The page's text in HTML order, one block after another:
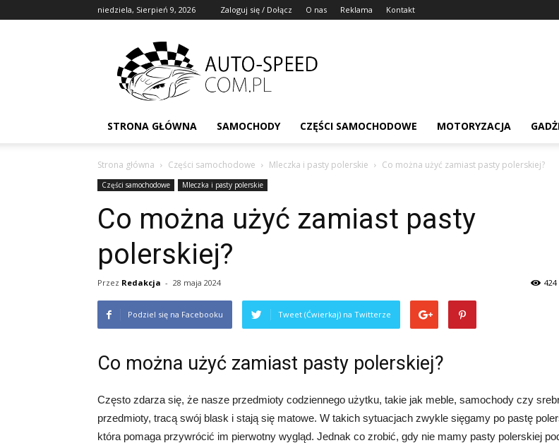
niedziela, Sierpień 9, 2026 Zaloguj się / Dołącz O nas Reklama Kontakt
STRONA GŁÓWNA SAMOCHODY CZĘŚCI SAMOCHODOWE MOTORYZACJA
Strona główna Części samochodowe Mleczka i pasty polerskie Co można użyć zamiast pasty polerskiej?
Części samochodowe Mleczka i pasty polerskie
Co można użyć zamiast pasty
polerskiej?
Przez Redakcja - 28 maja 2024 424
Podziel się na Facebooku Tweet (Ćwierkaj) na Twitterze
Co można użyć zamiast pasty polerskiej?
Często zdarza się, że nasze przedmioty codziennego użytku, takie jak meble, samochody czy
przedmioty, tracą swój blask i stają się matowe. W takich sytuacjach zwykle sięgamy po pastę
która pomaga przywrócić im pierwotny wygląd. Jednak co zrobić, gdy nie mamy pasty polerskiej